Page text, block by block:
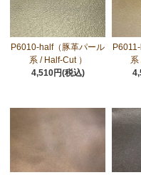
P6010-half（豚革パール
系 / Half-Cut ）
4,510円(税込)
系